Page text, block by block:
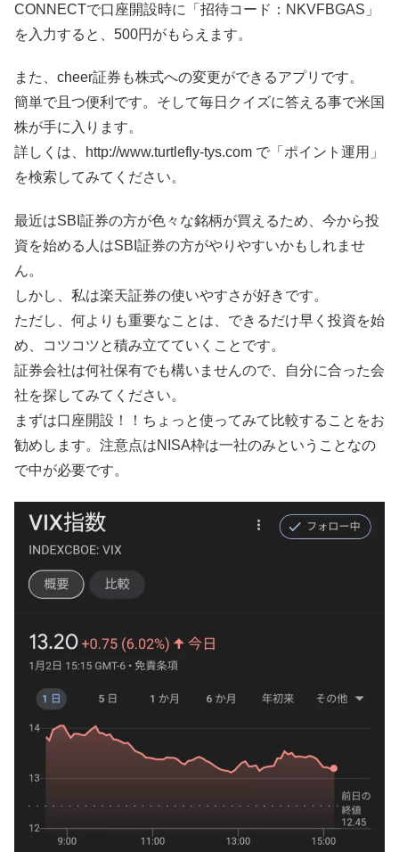
CONNECTで口座開設時に「招待コード：NKVFBGAS」
を入力すると、500円がもらえます。
また、cheer証券も株式への変更ができるアプリです。
簡単で且つ便利です。そして毎日クイズに答える事で米国
株が手に入ります。
詳しくは、http://www.turtlefly-tys.com で「ポイント運用」
を検索してみてください。
最近はSBI証券の方が色々な銘柄が買えるため、今から投
資を始める人はSBI証券の方がやりやすいかもしれませ
ん。
しかし、私は楽天証券の使いやすさが好きです。
ただし、何よりも重要なことは、できるだけ早く投資を始
め、コツコツと積み立てていくことです。
証券会社は何社保有でも構いませんので、自分に合った会
社を探してみてください。
まずは口座開設！！ちょっと使ってみて比較することをお
勧めします。注意点はNISA枠は一社のみということなの
で中が必要です。